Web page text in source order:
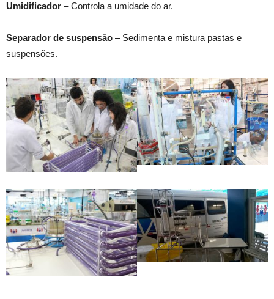
Umidificador – Controla a umidade do ar.
Separador de suspensão – Sedimenta e mistura pastas e
suspensões.